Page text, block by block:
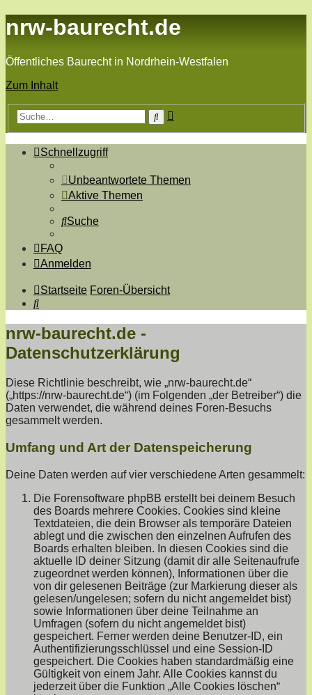
nrw-baurecht.de
Öffentliches Baurecht in Nordrhein-Westfalen
Zum Inhalt
Suche
Schnellzugriff
Unbeantwortete Themen
Aktive Themen
Suche
FAQ
Anmelden
Startseite Foren-Übersicht
Suche
nrw-baurecht.de -
Datenschutzerklärung
Diese Richtlinie beschreibt, wie „nrw-baurecht.de“
(„https://nrw-baurecht.de“) (im Folgenden „der Betreiber“) die
Daten verwendet, die während deines Foren-Besuchs
gesammelt werden.
Umfang und Art der Datenspeicherung
Deine Daten werden auf vier verschiedene Arten gesammelt:
Die Forensoftware phpBB erstellt bei deinem Besuch
des Boards mehrere Cookies. Cookies sind kleine
Textdateien, die dein Browser als temporäre Dateien
ablegt und die zwischen den einzelnen Aufrufen des
Boards erhalten bleiben. In diesen Cookies sind die
aktuelle ID deiner Sitzung (damit dir alle Seitenaufrufe
zugeordnet werden können), Informationen über die
von dir gelesenen Beiträge (zur Markierung dieser als
gelesen/ungelesen; sofern du nicht angemeldet bist)
sowie Informationen über deine Teilnahme an
Umfragen (sofern du nicht angemeldet bist)
gespeichert. Ferner werden deine Benutzer-ID, ein
Authentifizierungsschlüssel und eine Session-ID
gespeichert. Die Cookies haben standardmäßig eine
Gültigkeit von einem Jahr. Alle Cookies kannst du
jederzeit über die Funktion „Alle Cookies löschen“